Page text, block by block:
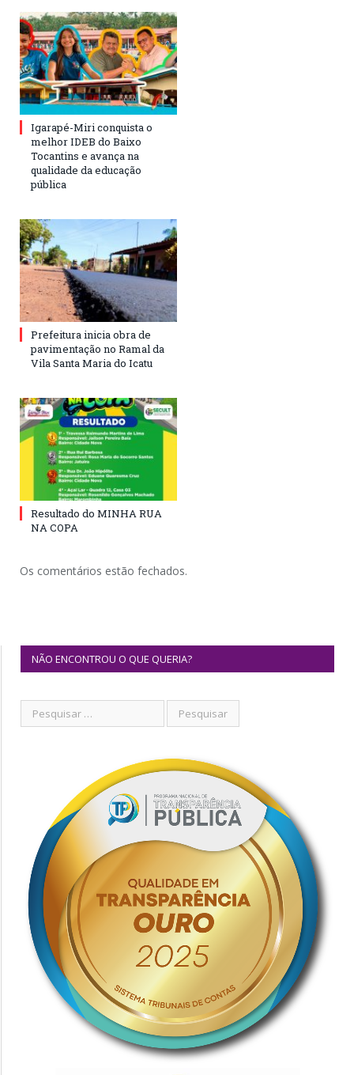
Igarapé-Miri conquista o
melhor IDEB do Baixo
Tocantins e avança na
qualidade da educação
pública
Prefeitura inicia obra de
pavimentação no Ramal da
Vila Santa Maria do Icatu
Resultado do MINHA RUA
NA COPA
Os comentários estão fechados.
NÃO ENCONTROU O QUE QUERIA?